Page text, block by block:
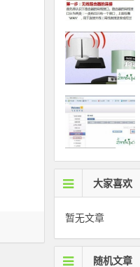
大家喜欢
暂无文章
随机文章